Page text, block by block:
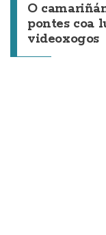
O
pontes coa
videoxogos